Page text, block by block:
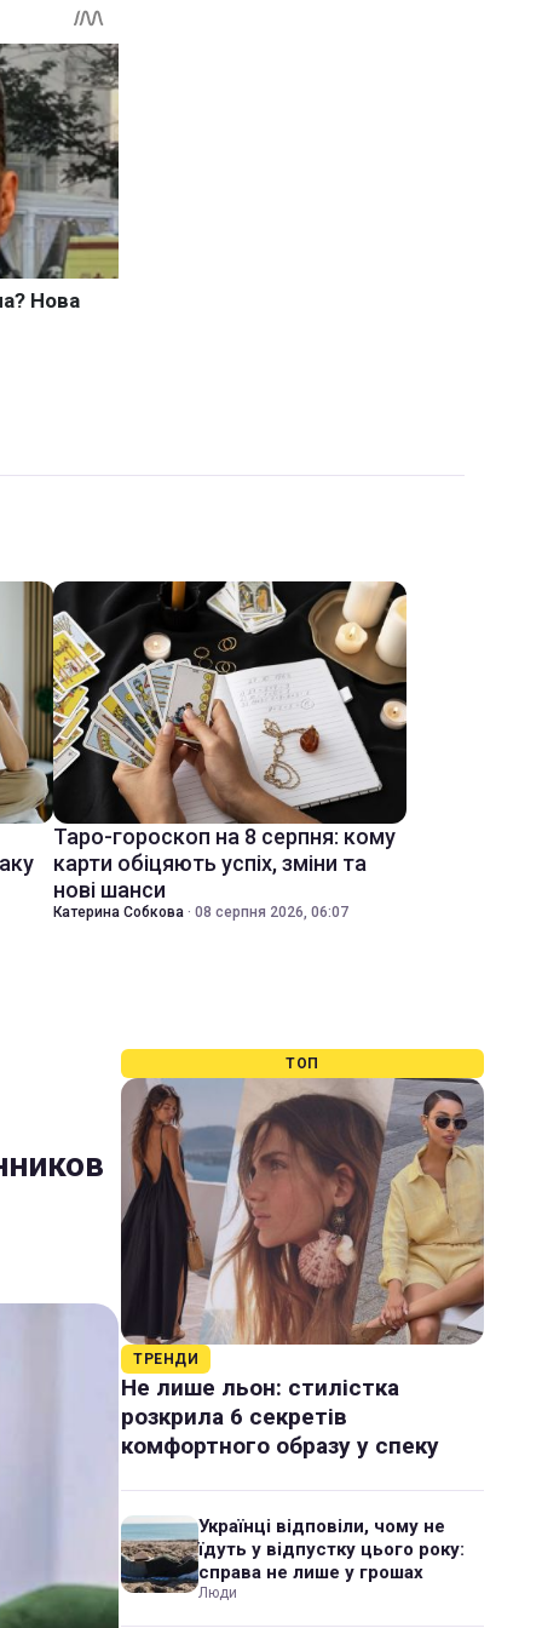
Таро-гороскоп на 8 серпня: кому
карти обіцяють успіх, зміни та
нові шанси
Катерина Собкова · 08 серпня 2026, 06:07
ТОП
ТРЕНДИ
Не лише льон: стилістка
розкрила 6 секретів
комфортного образу у спеку
Українці відповіли, чому не
їдуть у відпустку цього року:
справа не лише у грошах
Люди